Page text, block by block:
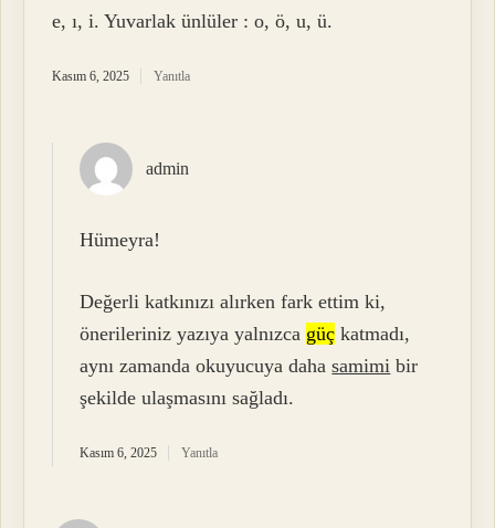
e, ı, i. Yuvarlak ünlüler : o, ö, u, ü.
Kasım 6, 2025 Yanıtla
admin
Hümeyra!
Değerli katkınızı alırken fark ettim ki,
önerileriniz yazıya yalnızca güç katmadı,
aynı zamanda okuyucuya dahasamimi bir
şekilde ulaşmasını sağladı.
Kasım 6, 2025 Yanıtla